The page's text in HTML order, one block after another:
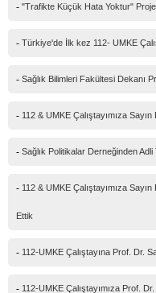
- "Trafikte Küçük Hata Yoktur"
- Türkiye'de İlk kez 112- UMKE
- Sağlık Bilimleri Fakültesi Dekanı
- 112 & UMKE Çalıştayımıza
- Sağlık Politikalar Derneğinden
- 112 & UMKE Çalıştayımıza
Ettik
- 112-UMKE Çalıştayına Prof. Dr.
- 112-UMKE Çalıştayımıza Prof.